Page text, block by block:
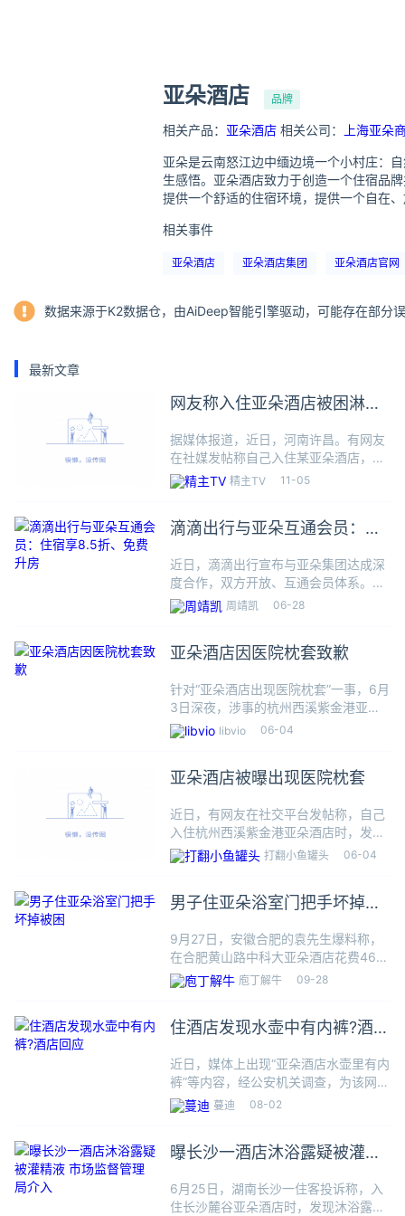
亚朵酒店 品牌
相关产品： 亚朵酒店 相关公司： 上海亚朵
亚朵是云南怒江边中缅边境一个小村庄：
生感悟。亚朵酒店致力于创造一个住宿品
提供一个舒适的住宿环境，提供一个自在
相关事件
亚朵酒店 亚朵酒店集团 亚朵酒店官网
数据来源于K2数据仓，由AiDeep智能引擎驱动，可能存在部分
最新文章
网友称入住亚朵酒店被困淋浴
据媒体报道，近日，河南许昌。有网友
在社媒发帖称自己入住某亚朵酒店，洗
澡时被困淋浴间长达45分钟。据网友描
述，她被困时曾反复尝试拉动玻璃门，
最终直到朋友返回房间才成功脱
精主TV 11-05
滴滴出行与亚朵互通会员：住
近日，滴滴出行宣布与亚朵集团达成深
度合作，双方开放、互通会员体系。在
本次合作中，滴滴里程会员与亚朵的会
员权益实现等级互通、权益互享、场景
简单操作，即能一键免费领取双
周靖凯 06-28
亚朵酒店因医院枕套致歉
针对“亚朵酒店出现医院枕套”一事，6月
3日深夜，涉事的杭州西溪紫金港亚朵
酒店发文致歉称，确认问题根源是自采
的洗涤供应商出现严重工作失误，该店
6月3日，一网友在社交平台
libvio 06-04
亚朵酒店被曝出现医院枕套
近日，有网友在社交平台发帖称，自己
入住杭州西溪紫金港亚朵酒店时，发现
床上的其中一个枕套上印有当地一家医
院的Logo标识。对此，6月3日晚间，
套标签问题，我们向客人和所
打翻小鱼罐头 06-04
男子住亚朵浴室门把手坏掉被
9月27日，安徽合肥的袁先生爆料称，
在合肥黄山路中科大亚朵酒店花费461
元订购了一间标间。晚上洗澡时，浴室
门把手故障，他被困在里面半个小时
1.78米的身高都需要踮脚
庖丁解牛 09-28
住酒店发现水壶中有内裤?酒店
近日，媒体上出现“亚朵酒店水壶里有内
裤”等内容，经公安机关调查，为该网民
恶意投诉，我司声明如下：声明称，近
日，有网民发布图文视频称，入住亚朵
裤，马桶残留尿液，浴巾上有
蔓迪 08-02
曝长沙一酒店沐浴露疑被灌精
6月25日，湖南长沙一住客投诉称，入
住长沙麓谷亚朵酒店时，发现沐浴露有